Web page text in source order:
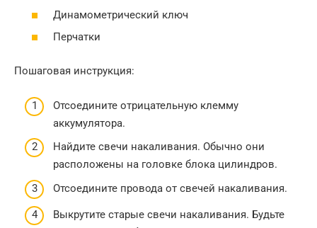
Динамометрический ключ
Перчатки
Пошаговая инструкция:
Отсоедините отрицательную клемму
аккумулятора.
Найдите свечи накаливания. Обычно они
расположены на головке блока цилиндров.
Отсоедините провода от свечей накаливания.
Выкрутите старые свечи накаливания. Будьте